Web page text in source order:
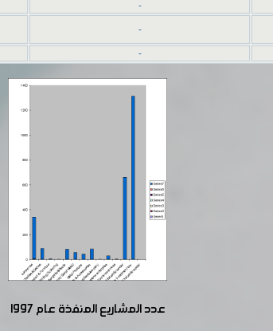
-
-
-
عدد المشاريع المنفذة عام 1997